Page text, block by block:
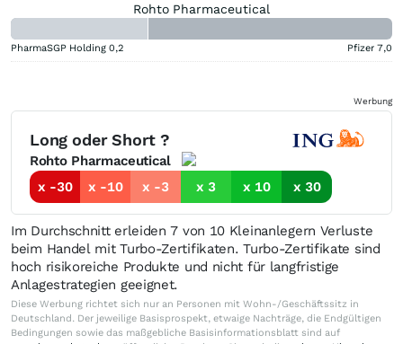
Rohto Pharmaceutical
PharmaSGP Holding 0,2 Pfizer 7,0
Werbung
Long oder Short ?
Rohto Pharmaceutical
x -30
x -10 x -3 x 3 x 10 x 30
Im Durchschnitt erleiden 7 von 10 Kleinanlegern Verluste
beim Handel mit Turbo-Zertifikaten. Turbo-Zertifikate sind
hoch risikoreiche Produkte und nicht für langfristige
Anlagestrategien geeignet.
Diese Werbung richtet sich nur an Personen mit Wohn-/Geschäftssitz in
Deutschland. Der jeweilige Basisprospekt, etwaige Nachträge, die Endgültigen
Bedingungen sowie das maßgebliche Basisinformationsblatt sind auf